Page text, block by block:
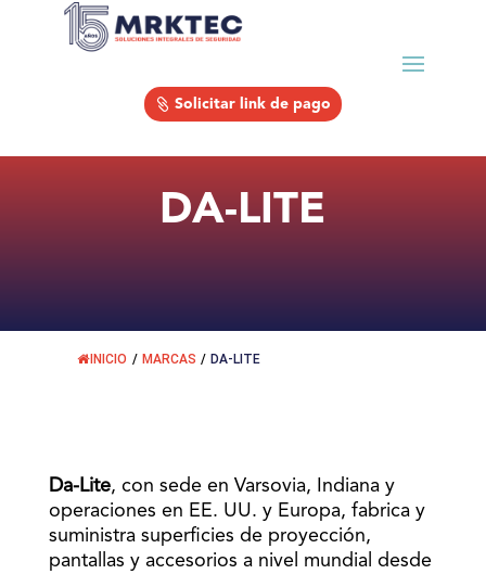
Solicitar link de pago
DA-LITE
INICIO / MARCAS / DA-LITE
Da-Lite, con sede en Varsovia, Indiana y
operaciones en EE. UU. y Europa, fabrica y
suministra superficies de proyección,
pantallas y accesorios a nivel mundial desde